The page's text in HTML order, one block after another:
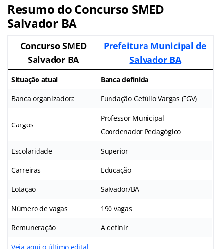
Resumo do Concurso SMED
Salvador BA
Concurso SMED
Salvador BA
Prefeitura Municipal de
Salvador BA
Situação atual Banca definida
Banca organizadora Fundação Getúlio Vargas (FGV)
Cargos
Professor Municipal
Coordenador Pedagógico
Escolaridade Superior
Carreiras Educação
Lotação Salvador/BA
Número de vagas 190 vagas
Remuneração A definir
Veja aqui o último edital